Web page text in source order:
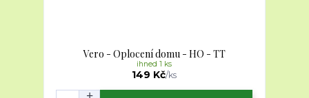
Vero - Oplocení domu - HO - TT
149 Kč/ks
ihned 1 ks